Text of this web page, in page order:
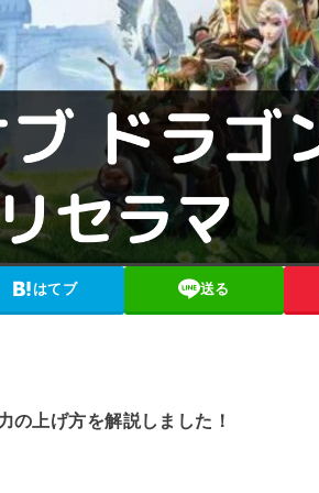
はてブ 送る
の上げ方を解説しました！